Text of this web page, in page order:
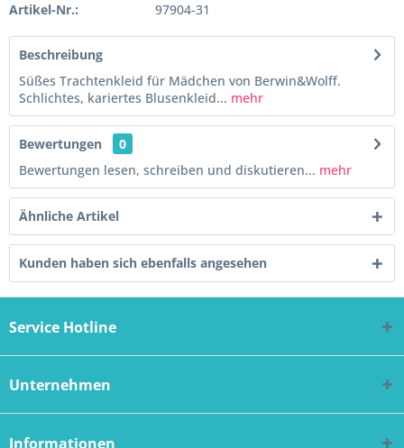
Artikel-Nr.: 97904-31
Beschreibung
Süßes Trachtenkleid für Mädchen von Berwin&Wolff.
Schlichtes, kariertes Blusenkleid... mehr
Bewertungen
0
Bewertungen lesen, schreiben und diskutieren... mehr
Ähnliche Artikel
Kunden haben sich ebenfalls angesehen
Service Hotline
Unternehmen
Informationen